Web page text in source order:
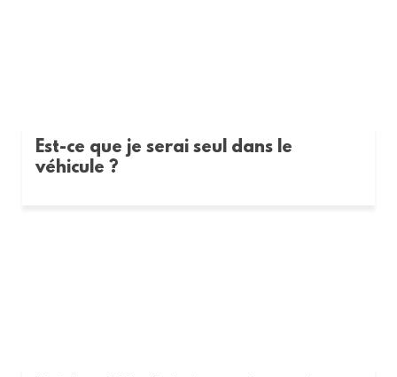
Est-ce que je serai seul dans le
véhicule ?